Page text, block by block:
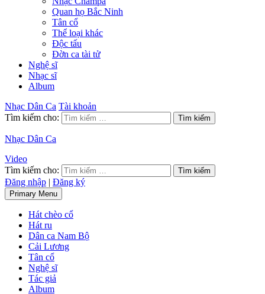
Quan họ Bắc Ninh
Tân cổ
Thể loại khác
Độc tấu
Đờn ca tài tử
Nghệ sĩ
Nhạc sĩ
Album
Nhạc Dân Ca Tài khoản
Tìm kiếm cho:
Nhạc Dân Ca
Video
Tìm kiếm cho:
Đăng nhập | Đăng ký
Primary Menu
Hát chèo cổ
Hát ru
Dân ca Nam Bộ
Cải Lương
Tân cổ
Nghệ sĩ
Tác giả
Album